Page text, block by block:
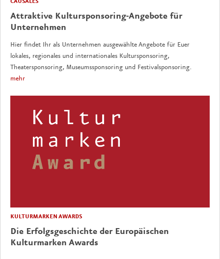
Attraktive Kultursponsoring-Angebote für
Unternehmen
Hier findet Ihr als Unternehmen ausgewählte Angebote für Euer
lokales, regionales und internationales Kultursponsoring,
Theatersponsoring, Museumssponsoring und Festivalsponsoring.
mehr
KULTURMARKEN AWARDS
Die Erfolgsgeschichte der Europäischen
Kulturmarken Awards